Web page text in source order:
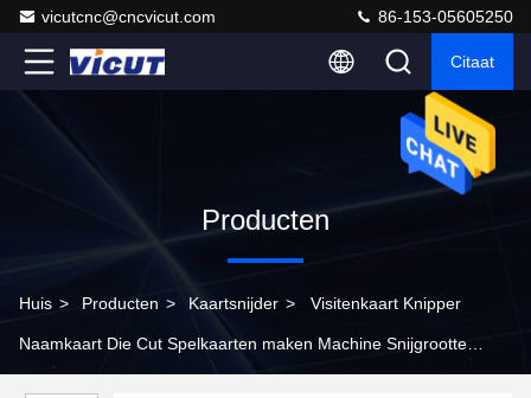
vicutcnc@cncvicut.com 86-153-05605250
Citaat
Producten
Huis > Producten > Kaartsnijder > Visitenkaart Knipper
Naamkaart Die Cut Spelkaarten maken Machine Snijgrootte